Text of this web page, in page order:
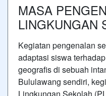
MASA
LINGKUNGAN
Kegiatan pengenalan
adaptasi siswa
geografis di sebuah
Bululawang sendiri,
Lingkungan Sekolah